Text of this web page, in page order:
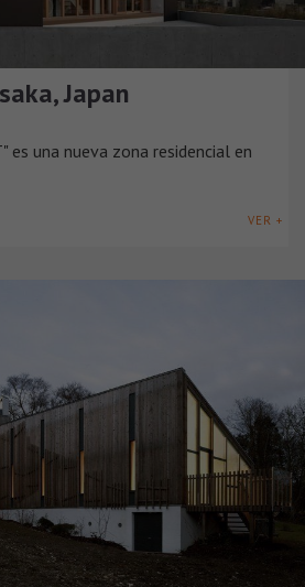
Japan
es una nueva zona residencial en
VER +